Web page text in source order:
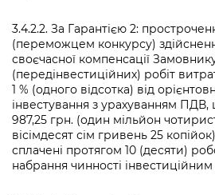
3.4.2.2. За Гарантією 2:
(переможцем конкурсу)
своєчасної компенсації
(передінвестиційних) робіт
1 % (одного відсотка) від
інвестування з урахуванням ПДВ,
987,25 грн. (один мільйон
вісімдесят сім гривень 25
сплачені протягом 10 (десяти)
набрання чинності